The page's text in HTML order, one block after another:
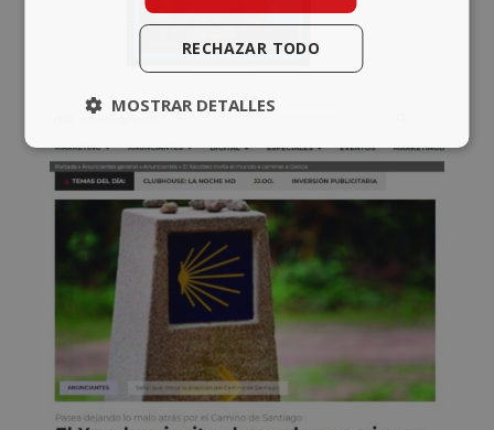
RECHAZAR TODO
MOSTRAR DETALLES